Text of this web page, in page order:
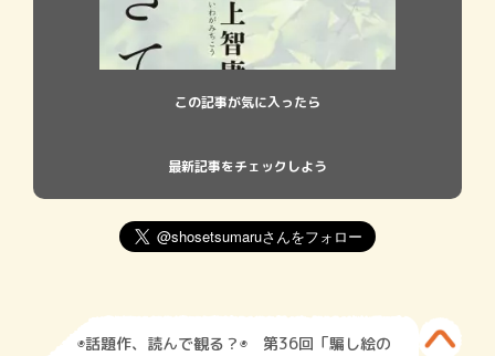
この記事が気に入ったら
最新記事をチェックしよう
◉話題作、読んで観る？◉ 第36回「騙し絵の